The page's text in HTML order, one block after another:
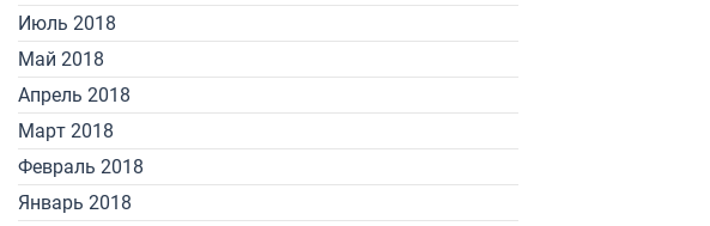
Июль 2018
Май 2018
Апрель 2018
Март 2018
Февраль 2018
Январь 2018